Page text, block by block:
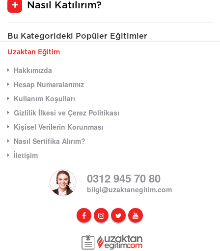
Nasıl Katılırım?
Bu Kategorideki Popüler Eğitimler
Uzaktan Eğitim
Hakkımızda
Hesap Numaralarımız
Kullanım Koşulları
Gizlilik İlkesi ve Çerez Politikası
Kişisel Verilerin Korunması
Nasıl Sertifika Alırım?
İletişim
0312 945 70 80
bilgi@uzaktanegitim.com